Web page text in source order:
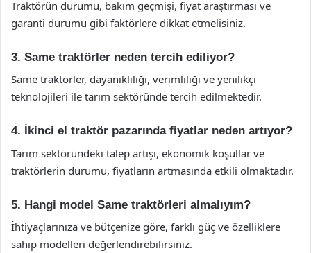
Traktörün durumu, bakım geçmişi, fiyat araştırması ve
garanti durumu gibi faktörlere dikkat etmelisiniz.
3. Same traktörler neden tercih ediliyor?
Same traktörler, dayanıklılığı, verimliliği ve yenilikçi
teknolojileri ile tarım sektöründe tercih edilmektedir.
4. İkinci el traktör pazarında fiyatlar neden artıyor?
Tarım sektöründeki talep artışı, ekonomik koşullar ve
traktörlerin durumu, fiyatların artmasında etkili olmaktadır.
5. Hangi model Same traktörleri almalıyım?
İhtiyaçlarınıza ve bütçenize göre, farklı güç ve özelliklere
sahip modelleri değerlendirebilirsiniz.